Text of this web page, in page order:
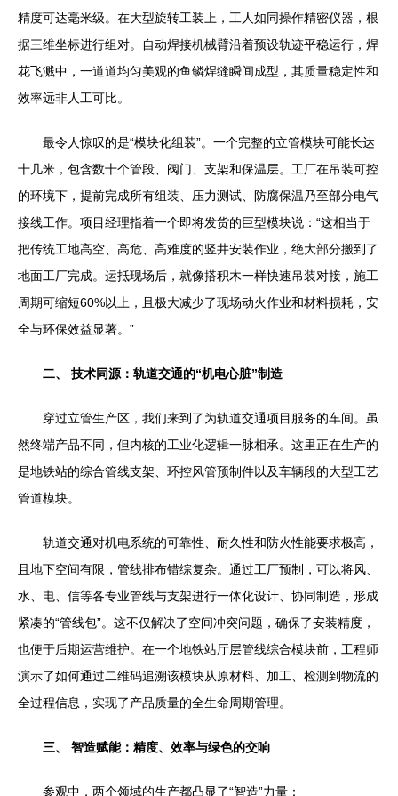
精度可达毫米级。在大型旋转工装上，工人如同操作精密仪器，根
据三维坐标进行组对。自动焊接机械臂沿着预设轨迹平稳运行，焊
花飞溅中，一道道均匀美观的鱼鳞焊缝瞬间成型，其质量稳定性和
效率远非人工可比。
最令人惊叹的是“模块化组装”。一个完整的立管模块可能长达
十几米，包含数十个管段、阀门、支架和保温层。工厂在吊装可控
的环境下，提前完成所有组装、压力测试、防腐保温乃至部分电气
接线工作。项目经理指着一个即将发货的巨型模块说：“这相当于
把传统工地高空、高危、高难度的竖井安装作业，绝大部分搬到了
地面工厂完成。运抵现场后，就像搭积木一样快速吊装对接，施工
周期可缩短60%以上，且极大减少了现场动火作业和材料损耗，安
全与环保效益显著。”
二、 技术同源：轨道交通的“机电心脏”制造
穿过立管生产区，我们来到了为轨道交通项目服务的车间。虽
然终端产品不同，但内核的工业化逻辑一脉相承。这里正在生产的
是地铁站的综合管线支架、环控风管预制件以及车辆段的大型工艺
管道模块。
轨道交通对机电系统的可靠性、耐久性和防火性能要求极高，
且地下空间有限，管线排布错综复杂。通过工厂预制，可以将风、
水、电、信等各专业管线与支架进行一体化设计、协同制造，形成
紧凑的“管线包”。这不仅解决了空间冲突问题，确保了安装精度，
也便于后期运营维护。在一个地铁站厅层管线综合模块前，工程师
演示了如何通过二维码追溯该模块从原材料、加工、检测到物流的
全过程信息，实现了产品质量的全生命周期管理。
三、 智造赋能：精度、效率与绿色的交响
参观中，两个领域的生产都凸显了“智造”力量：